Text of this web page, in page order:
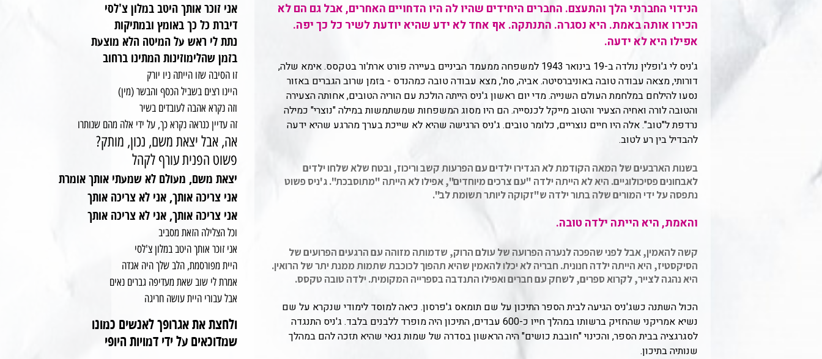
הנידוי החברתי הלך והתעצם. החברים היחידים שהיו לה היו הדחויים האחרים, אבל גם הם לא
הכירו אותה באמת. היא נסגרה. התנתקה. אף אחד לא ידע שהיא יודעת לשיר כל כך יפה.
אפילו היא לא ידעה.
ג'ניס לי ג'ופלין נולדה ב-19 בינואר 1943 למשפחה ממעמד הביניים בעיירה פורט ארת'ור בטקסס. אימא שלה,
דורותי, מצאה עבודה טובה באוניברסיטה. אביה, סת', מצא עבודה טובה כמהנדס - בזמן שרוב הגברים באזור
נסעו להילחם במלחמת העולם השנייה. מדי יום ראשון ג'ניס הייתה הולכת עם הוריה הטובים, אחותה הצעירה
והטובה לורה ואחיה הצעיר והטוב מייקל לכנסייה. הם היו מסוג המשפחות שמשתמשות במילה "נוצרי" כמילה
נרדפת ל"טוב". אלה היו חיים נוצריים, כלומר טובים. ג'ניס הרגישה שהיא לא שייכת בערך מהרגע שהיא ידעה
להבדיל בין רע לטוב.
בשנות הארבעים של המאה הקודמת לא הגדירו ילדים עם הפרעות קשב וריכוז, ובטח שלא שלחו ילדים
לאבחונים פסיכולוגיים. היא לא הייתה ילדה "עם צרכים מיוחדים", אפילו לא הייתה "מתוסבכת". ג'ניס פשוט
נתפסה על ידי המורים שלה בתור ילדה ש"זקוקה ליותר תשומת לב".
והאמת, היא הייתה ילדה טובה.
קשה להאמין, אבל לפני שהפכה לנערה הפרועה של עולם הרוק, שדמותה מזוהה עם הרגעים הפרועים של
הסיקסטיז, היא הייתה ילדה חנונית. חבריה לא יכלו להאמין שהיא תהפוך לכוכבת שתמות ממנת יתר של הרואין.
היא נהגה לצייר, לקרוא ספרים, לשחק עם חברים ואפילו התנדבה בספרייה המקומית. ילדה טובה טקסס.
הכול השתנה כשג'ניס הגיעה לבית הספר התיכון על שם תומאס ג'פרסון. כיאה למוסד לימודי שנקרא על שם
נשיא אמריקני שהחזיק ברשותו במהלך חייו כ-600 עבדים, התיכון היה מופרד ללבנים בלבד. ג'ניס התנגדה
לסגרגציה בבית הספר, והכינוי "חובבת כושים" היה הראשון בסדרה של שמות גנאי שהיא תזכה להם במהלך
שנותיה בתיכון.
אני זוכר אותך היטב במלון צ'לסי
דיברת כל כך באומץ ובמתיקות
נתת לי ראש על המיטה הלא מוצעת
בזמן שהלימוזינות המתינו ברחוב
זו הסיבה שזו הייתה ניו יורק
היינו רצים בשביל הכסף והבשר (מין)
וזה נקרא אהבה לעובדים בשיר
זה עדיין כנראה נקרא כך, על ידי אלה מהם שנותרו
אה, אבל יצאת משם, נכון, מותק?
פשוט הפנית עורף לקהל
יצאת משם, מעולם לא שמעתי אותך אומרת
אני צריכה אותך, אני לא צריכה אותך
אני צריכה אותך, אני לא צריכה אותך
וכל הצלילה הזאת מסביב
אני זוכר אותך היטב במלון צ'לסי
היית מפורסמת, הלב שלך היה אגדה
אמרת לי שוב שאת מעדיפה גברים נאים
אבל עבורי היית עושה חריגה
ולחצת את אגרופך לאנשים כמונו
שמדוכאים על ידי דמויות היופי